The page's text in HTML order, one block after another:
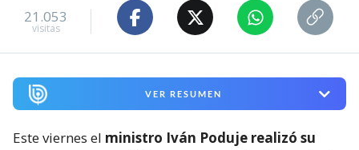
21.053
visitas
VER RESUMEN
Este viernes el ministro Iván Poduje realizó su